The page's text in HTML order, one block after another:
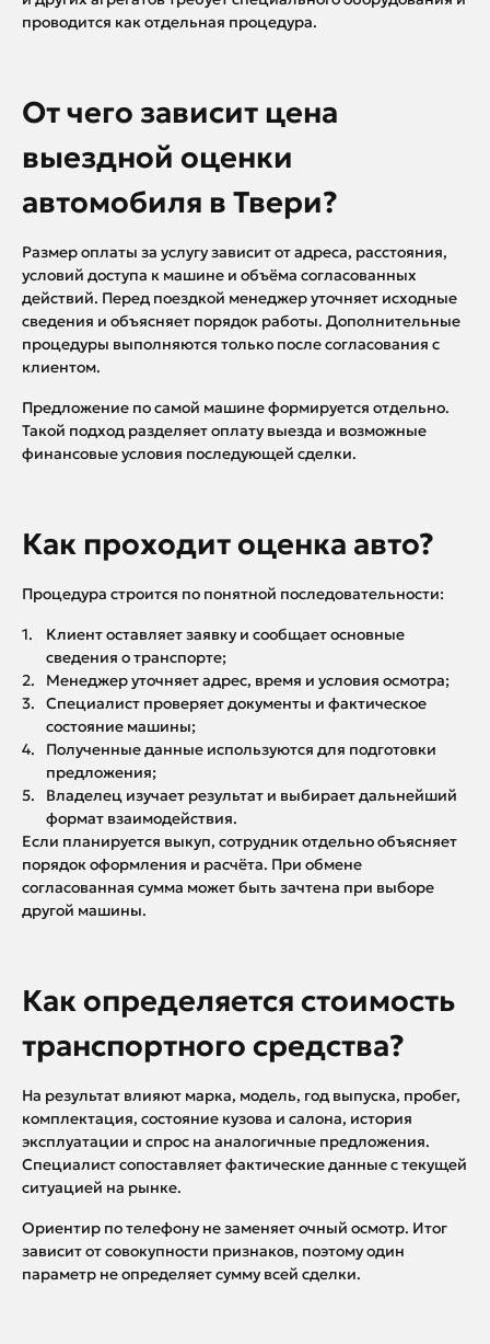
проводится как отдельная процедура.
От чего зависит цена
выездной оценки
автомобиля в Твери?
Размер оплаты за услугу зависит от адреса, расстояния,
условий доступа к машине и объёма согласованных
действий. Перед поездкой менеджер уточняет исходные
сведения и объясняет порядок работы. Дополнительные
процедуры выполняются только после согласования с
клиентом.
Предложение по самой машине формируется отдельно.
Такой подход разделяет оплату выезда и возможные
финансовые условия последующей сделки.
Как проходит оценка авто?
Процедура строится по понятной последовательности:
Клиент оставляет заявку и сообщает основные
сведения о транспорте;
Менеджер уточняет адрес, время и условия осмотра;
Специалист проверяет документы и фактическое
состояние машины;
Полученные данные используются для подготовки
предложения;
Владелец изучает результат и выбирает дальнейший
формат взаимодействия.
Если планируется выкуп, сотрудник отдельно объясняет
порядок оформления и расчёта. При обмене
согласованная сумма может быть зачтена при выборе
другой машины.
Как определяется стоимость
транспортного средства?
На результат влияют марка, модель, год выпуска, пробег,
комплектация, состояние кузова и салона, история
эксплуатации и спрос на аналогичные предложения.
Специалист сопоставляет фактические данные с текущей
ситуацией на рынке.
Ориентир по телефону не заменяет очный осмотр. Итог
зависит от совокупности признаков, поэтому один
параметр не определяет сумму всей сделки.